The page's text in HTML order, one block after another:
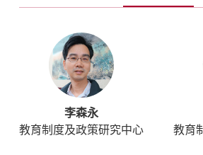
李森永
教育制度及政策研究中心
教育